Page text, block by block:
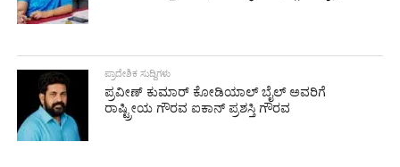
ಪ್ರಾದೇಶಿಕ ಸುದ್ದಿಗಳು
ಪ್ರವೀಣ್ ಕುಮಾರ್ ಕೋಡಿಯಾಲ್ ಬೈಲ್ ಅವರಿಗೆ
ರಾಷ್ಟ್ರೀಯ ಗೌರವ ಐಕಾನ್ ಪ್ರಶಸ್ತಿ ಗೌರವ